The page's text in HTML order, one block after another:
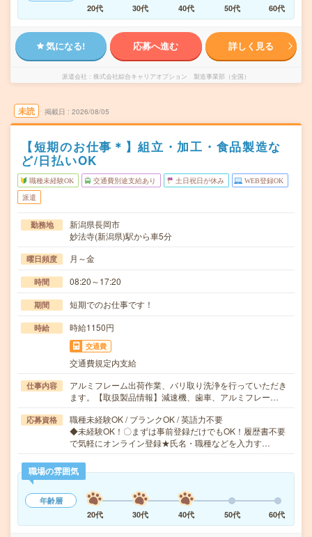
20代
30代 40代 50代 60代
気になる! 応募へ進む 詳しく見る
派遣会社 株式会社綜合キャリアオプション 製造事業部（全国）
未読 掲載日 2026/08/05
【短期のお仕事＊】組立・加工・食品製造な
ど/日払いOK
職種未経験OK 交通費別途支給あり 土日祝日が休み WEB登録OK
派遣
勤務地
新潟県長岡市
妙法寺(新潟県)駅から車5分
曜日頻度 月～金
時間 08:20～17:20
期間 短期でのお仕事です！
時給 時給1150円
交通費
交通費規定内支給
仕事内容
アルミフレーム出荷作業、バリ取り洗浄を行っていただき
ます。【取扱製品情報】減速機、歯車、アルミフレー…
応募資格
職種未経験OK / ブランクOK / 英語力不要
◆未経験OK！〇まずは事前登録だけでもOK！履歴書不要
で気軽にオンライン登録★氏名・職種などを入力す…
職場の雰囲気
年齢層
20代
30代 40代 50代 60代